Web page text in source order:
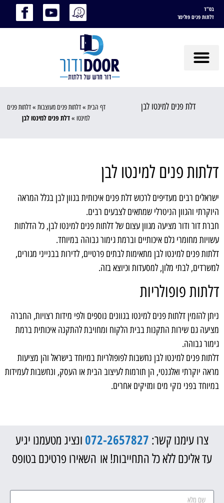
בס"ד
דלתות פנים פולימר
דלת פנים למינטו לבן דף הבית »דלתות פנים מעוצבות »דלתות פנים
למינטו »דלת פנים למינטו לבן
דלתות פנים למינטו לבן
ישראלים רבים מעדיפים לרכוש דלת פנים איכותית בגוון לבן בגלל המראה
היוקרתי והגוון הניטרלי שמתאים לצבעים רבים.
חברת דור ודור מציעה מגוון עצום של דלתות פנים למינטו לבן, כל הדלתות
עשויות מחומרי גלם איכותיים וברמת גימור גבוהה במיוחד.
דלתות פנים למינטו לבן מתאימות לבתים פרטיים, לדירות בבנייני מגורים,
למשרדים, לבתי מלון, למסעדות וכיוצא בזה.
דלתות פופולריות
ניתן להזמין דלתות פנים למינטו בגוונים נוספים ולפי מידות רצויות, החברה
מציעה גם שירות התקנות בבית הלקוח ומחויבת להתקנה איכותית ברמת
גימור גבוהה.
דלתות פנים למינטו לבן נחשבות לפופולריות במיוחד בישראל והן מציעות
מראה יוקרתי ואלגנטי, הן תורמות לעיצוב הבית או העסק, ונחשבות לעמידות
במיוחד בפני נזקי מים ומזיקים אחרים.
צרו עימנו קשר: 072-2657827 ונציג מטעמנו יגיע
עד אליכם ללא כל התחייבות! או השאירו פרטיכם בטופס